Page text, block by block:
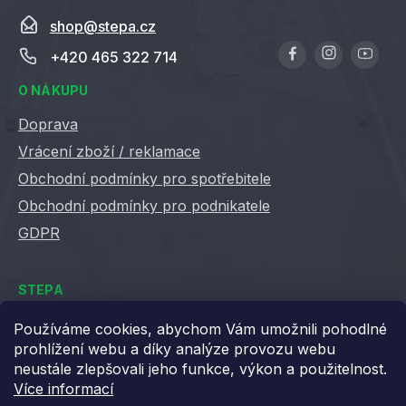
Používáme cookies, abychom Vám umožnili pohodlné
prohlížení webu a díky analýze provozu webu
neustále zlepšovali jeho funkce, výkon a použitelnost.
Více informací
shop@stepa.cz
+420 465 322 714
O NÁKUPU
Doprava
Vrácení zboží / reklamace
Obchodní podmínky pro spotřebitele
Obchodní podmínky pro podnikatele
GDPR
STEPA
Kontakty
Kariéra ve Stepě
Věrnostní slevy